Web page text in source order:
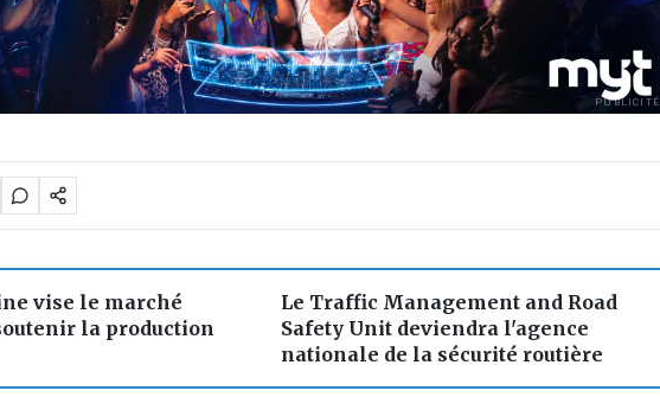
PUBLICITÉ
vise le marché
la production
Le Traffic Management and Road
Safety Unit deviendra l'agence
nationale de la sécurité routière